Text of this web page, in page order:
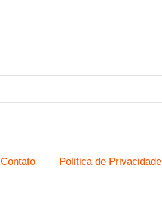
Contato Politica de Privacidade